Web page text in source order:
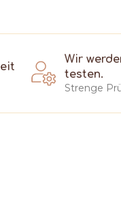
Wir
testen.
Strenge